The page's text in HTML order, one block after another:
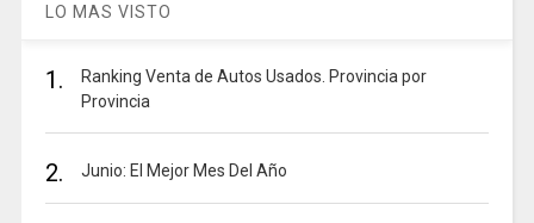
LO MAS VISTO
1.
Ranking Venta de Autos Usados. Provincia por
Provincia
2. Junio: El Mejor Mes Del Año